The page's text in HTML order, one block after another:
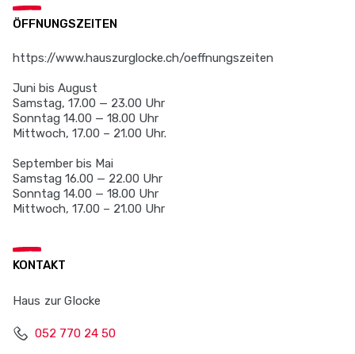
ÖFFNUNGSZEITEN
https://www.hauszurglocke.ch/oeffnungszeiten
Juni bis August
Samstag, 17.00 — 23.00 Uhr
Sonntag 14.00 — 18.00 Uhr
Mittwoch, 17.00 – 21.00 Uhr.
September bis Mai
Samstag 16.00 — 22.00 Uhr
Sonntag 14.00 — 18.00 Uhr
Mittwoch, 17.00 – 21.00 Uhr
KONTAKT
Haus zur Glocke
052 770 24 50